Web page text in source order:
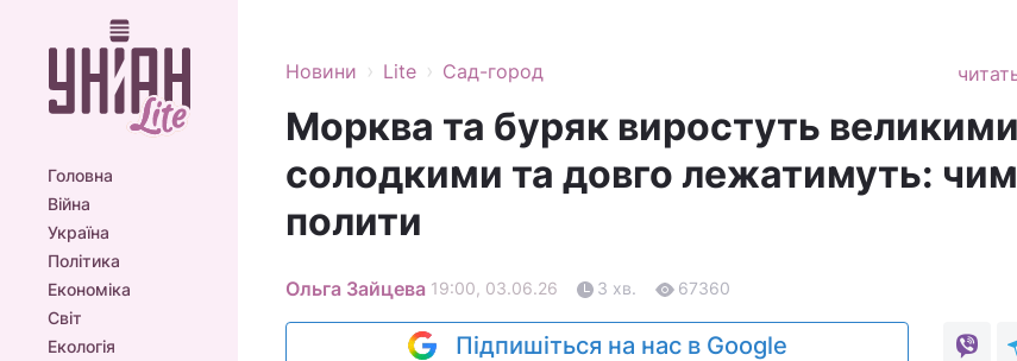
Головна
Війна
Україна
Політика
Економіка
Світ
Екологія
Новини › Lite › Сад-город
Морква та буряк виростуть
солодкими та довго лежатимуть: чим
полити
Ольга Зайцева 19:00, 03.06.26 3 хв. 67360
Підпишіться на нас в Google